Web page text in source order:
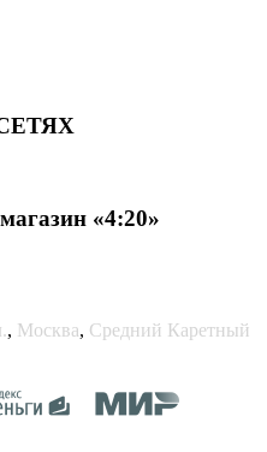
«4:20»
, Москва, Средний Каретный